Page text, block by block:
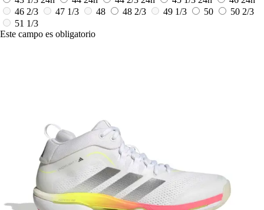
46 2/3
47 1/3 48 48 2/3 49 1/3 50
50 2/3
51 1/3
Este campo es obligatorio